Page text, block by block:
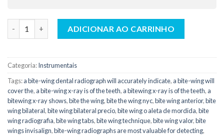
ADICIONAR AO CARRINHO
Categoria:Instrumentais
Tags:a bite-wing dental radiograph will accurately indicate, a bite-wing will
cover the, a bite-wing x-ray is of the teeth, a bitewing x-ray is of the teeth, a
bitewing x-ray shows,bite the wing,bite the wing nyc,bite wing anterior,bite
wing bilateral,bite wing bilateral precio,bite wing o aleta de mordida,bite
wing radiografia,bite wing tabs,bite wing technique,bite wing valor,bite
wings invisalign,bite-wing radiographs are most valuable for detecting,